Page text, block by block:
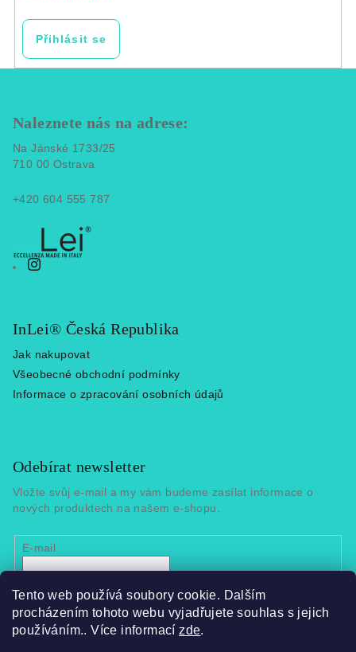
Tento web používá soubory cookie. Dalším
procházením tohoto webu vyjadřujete souhlas s jejich
používáním.. Více informacízde.
Přihlásit se
Naleznete nás na adrese:
Na Jánské 1733/25
710 00 Ostrava
+420 604 555 787
InLei® Česká Republika
Jak nakupovat
Všeobecné obchodní podmínky
Informace o zpracování osobních údajů
Odebírat newsletter
Vložte svůj e-mail a my vám budeme zasílat informace o
nových produktech na našem e-shopu.
E-mail
osobních údajů